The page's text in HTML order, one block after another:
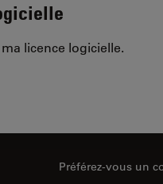
licence logicielle.
Préférez-vous un